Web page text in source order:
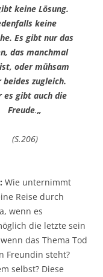
keine Lösung.
keine
Es gibt nur das
das manchmal
oder mühsam
beides zugleich.
es gibt auch die
Freude.„
(S.206)
Wie unternimmt
Reise durch
wenn es
die letzte sein
das Thema Tod
Freundin steht?
selbst? Diese